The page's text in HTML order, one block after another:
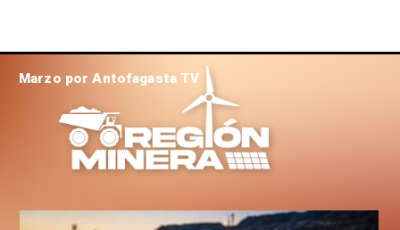
Marzo por Antofagasta TV